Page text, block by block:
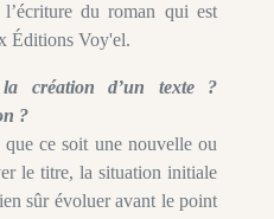
du roman qui est
Éditions Voy'el.
la création d’un texte ?
?
ce soit une nouvelle ou
le titre, la situation initiale
sûr évoluer avant le point